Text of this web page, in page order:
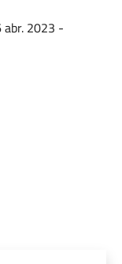
abr. 2023 -